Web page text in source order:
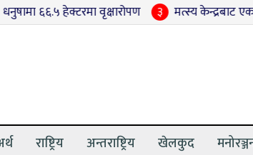
३ मत्स्य केन्द्रबाट एक वर्षमा ४ करोड ३८
राष्ट्रिय अन्तराष्ट्रिय खेलकुद